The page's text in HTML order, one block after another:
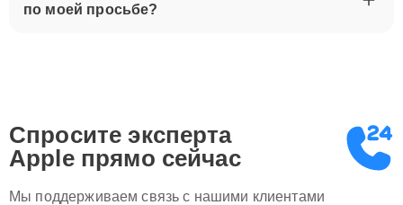
по моей просьбе?
Спросите эксперта
Apple прямо сейчас
Мы поддерживаем связь с нашими клиентами